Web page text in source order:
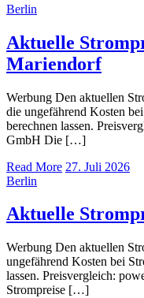
Berlin
Aktuelle
Mariendorf
Werbung Den aktuellen
die ungefährend Kosten
berechnen lassen.
GmbH Die […]
Read More 27. Juli 2026
Berlin
Aktuelle
Werbung Den aktuellen
ungefährend Kosten bei
lassen. Preisvergleich:
Strompreise […]